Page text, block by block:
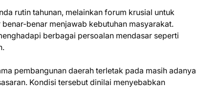
rutin tahunan, melainkan forum krusial untuk
benar menjawab kebutuhan masyarakat.
berbagai persoalan mendasar seperti
pembangunan daerah terletak pada masih adanya
Kondisi tersebut dinilai menyebabkan